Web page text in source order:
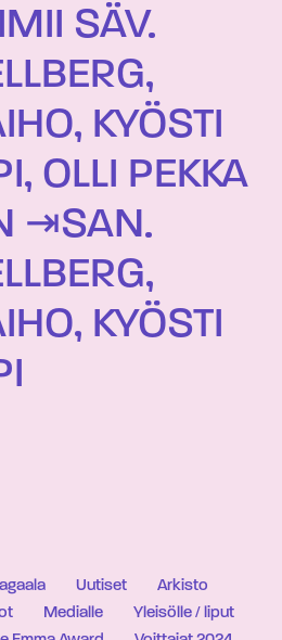
SÄV.
KYÖSTI
OLLI PEKKA
⇥SAN.
KYÖSTI
Uutiset
Arkisto
Medialle
Yleisölle / liput